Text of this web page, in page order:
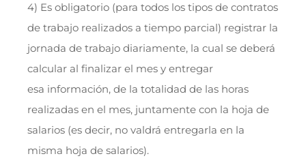
4) Es obligatorio (para todos los tipos de contratos
de trabajo realizados a tiempo parcial) registrar la
jornada de trabajo diariamente, la cual se deberá
calcular al finalizar el mes y entregar
esa información, de la totalidad de las horas
realizadas en el mes, juntamente con la hoja de
salarios (es decir, no valdrá entregarla en la
misma hoja de salarios).